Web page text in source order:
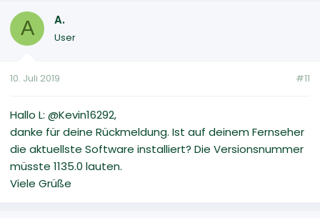
A A.
User
10. Juli 2019 #11
Hallo L: @Kevin16292,
danke für deine Rückmeldung. Ist auf deinem Fernseher
die aktuellste Software installiert? Die Versionsnummer
müsste 1135.0 lauten.
Viele Grüße